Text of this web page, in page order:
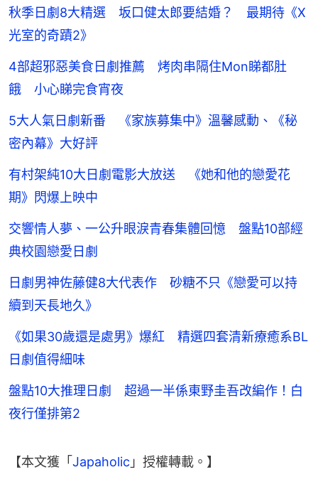
秋季日劇8大精選 坂口健太郎要結婚？ 最期待《X
光室的奇蹟2》
4部超邪惡美食日劇推薦 烤肉串隔住Mon睇都肚
餓 小心睇完食宵夜
5大人氣日劇新番 《家族募集中》溫馨感動、《秘
密內幕》大好評
有村架純10大日劇電影大放送 《她和他的戀愛花
期》閃爆上映中
交響情人夢、一公升眼淚青春集體回憶 盤點10部經
典校園戀愛日劇
日劇男神佐藤健8大代表作 砂糖不只《戀愛可以持
續到天長地久》
《如果30歲還是處男》爆紅 精選四套清新療癒系BL
日劇值得細味
盤點10大推理日劇 超過一半係東野圭吾改編作！白
夜行僅排第2
【本文獲「Japaholic 」授權轉載。】